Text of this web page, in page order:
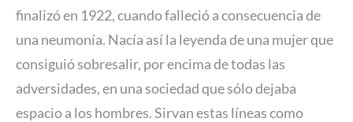
finalizó en 1922, cuando falleció a consecuencia de
una neumonía. Nacía así la leyenda de una mujer que
consiguió sobresalir, por encima de todas las
adversidades, en una sociedad que sólo dejaba
espacio a los hombres. Sirvan estas líneas como